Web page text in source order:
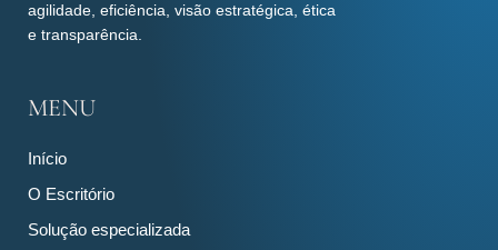
agilidade, eficiência, visão estratégica, ética
e transparência.
MENU
Início
O Escritório
Solução especializada